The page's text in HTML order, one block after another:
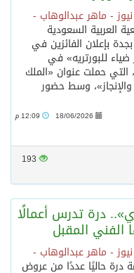
- ماهر عبدالوهاب -
العربية السعودية
بإعلان الفائزين في
ضياء للبورتريه» في
التي حملت عنوان «الملك
وسط حضور
18/06/2026
193
درة تدرس أعمالًا
الفني المقبل
- ماهر عبدالوهاب -
درة حاليًا عددًا من عروض